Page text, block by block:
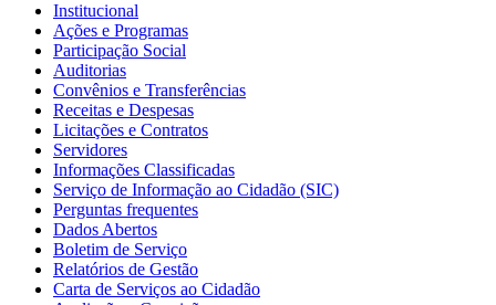
Institucional
Ações e Programas
Participação Social
Auditorias
Convênios e Transferências
Receitas e Despesas
Licitações e Contratos
Servidores
Informações Classificadas
Serviço de Informação ao Cidadão (SIC)
Perguntas frequentes
Dados Abertos
Boletim de Serviço
Relatórios de Gestão
Carta de Serviços ao Cidadão